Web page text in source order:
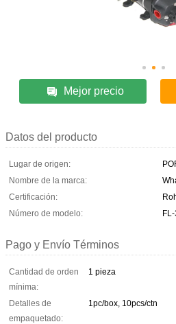
Mejor precio
Datos del producto
Lugar de origen:
Nombre de la marca:
Certificación:
Número de modelo:
Pago y Envío Términos
Cantidad de orden
mínima:
1 pieza
Detalles de
empaquetado:
1pc/box, 10pcs/ctn